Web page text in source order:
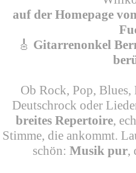
auf der Homepage
🎸 Gitarrenonkel
Ob Rock, Pop,
Deutschrock oder
breites Repertoire,
Stimme, die ankommt.
schön: Musik pur,